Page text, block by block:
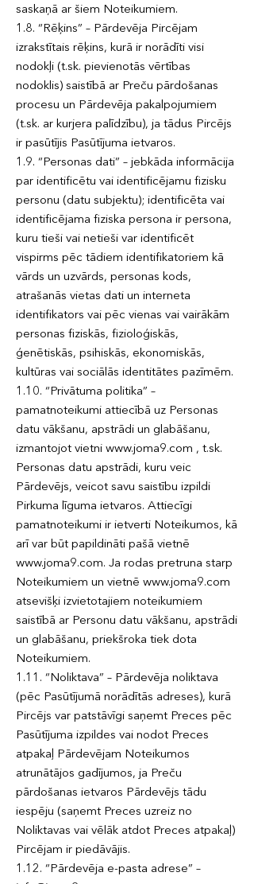
saskaņā ar šiem Noteikumiem.
1.8. “Rēķins” – Pārdevēja Pircējam
izrakstītais rēķins, kurā ir norādīti visi
nodokļi (t.sk. pievienotās vērtības
nodoklis) saistībā ar Preču pārdošanas
procesu un Pārdevēja pakalpojumiem
(t.sk. ar kurjera palīdzību), ja tādus Pircējs
ir pasūtījis Pasūtījuma ietvaros.
1.9. “Personas dati” – jebkāda informācija
par identificētu vai identificējamu fizisku
personu (datu subjektu); identificēta vai
identificējama fiziska persona ir persona,
kuru tieši vai netieši var identificēt
vispirms pēc tādiem identifikatoriem kā
vārds un uzvārds, personas kods,
atrašanās vietas dati un interneta
identifikators vai pēc vienas vai vairākām
personas fiziskās, fizioloģiskās,
ģenētiskās, psihiskās, ekonomiskās,
kultūras vai sociālās identitātes pazīmēm.
1.10. “Privātuma politika” –
pamatnoteikumi attiecībā uz Personas
datu vākšanu, apstrādi un glabāšanu,
izmantojot vietni www.joma9.com , t.sk.
Personas datu apstrādi, kuru veic
Pārdevējs, veicot savu saistību izpildi
Pirkuma līguma ietvaros. Attiecīgi
pamatnoteikumi ir ietverti Noteikumos, kā
arī var būt papildināti pašā vietnē
www.joma9.com. Ja rodas pretruna starp
Noteikumiem un vietnē www.joma9.com
atsevišķi izvietotajiem noteikumiem
saistībā ar Personu datu vākšanu, apstrādi
un glabāšanu, priekšroka tiek dota
Noteikumiem.
1.11. “Noliktava” – Pārdevēja noliktava
(pēc Pasūtījumā norādītās adreses), kurā
Pircējs var patstāvīgi saņemt Preces pēc
Pasūtījuma izpildes vai nodot Preces
atpakaļ Pārdevējam Noteikumos
atrunātājos gadījumos, ja Preču
pārdošanas ietvaros Pārdevējs tādu
iespēju (saņemt Preces uzreiz no
Noliktavas vai vēlāk atdot Preces atpakaļ)
Pircējam ir piedāvājis.
1.12. “Pārdevēja e-pasta adrese” –